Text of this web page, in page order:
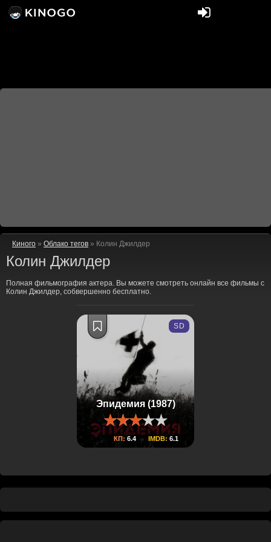
Киного » Облако тегов » Колин Джилдер
Колин Джилдер
Полная фильмография актера. Вы можете смотреть онлайн все фильмы с
Колин Джилдер, собвершенно бесплатно.
Эпидемия (1987)
КП: 6.4 IMDB: 6.1
SD